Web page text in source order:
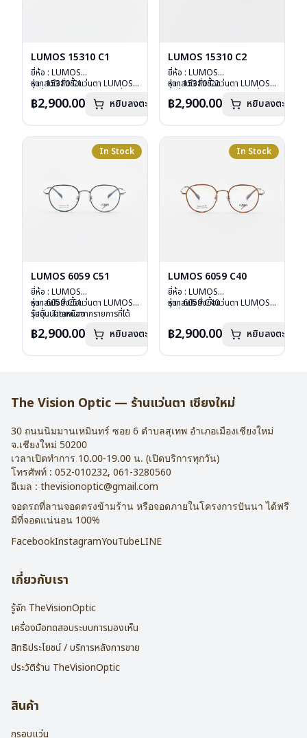
LUMOS 15310 C1
ยี่ห้อ : LUMOS
รุ่น : 15310 C1
เลนส์ : Demo Lens
น้ำหนัก : 16 กรัม
อุปกรณ์ : กล่องแว่น , ผ้าเช็ดแว่น
หากสนใจสั่งชื้อแว่นตา LUMOS
ลงไว้กรุณาติดต่อเราคลิก
฿2,900.00 หยิบลงตะกร้า
LUMOS 15310 C2
ยี่ห้อ : LUMOS
รุ่น : 15310 C2
เลนส์ : Demo Lens
น้ำหนัก : 16 กรัม
อุปกรณ์ : กล่องแว่น , ผ้าเช็ดแว่น
หากสนใจสั่งชื้อแว่นตา LUMOS
ลงไว้กรุณาติดต่อเราคลิก
฿2,900.00 หยิบลงตะกร้า
In Stock
LUMOS 6059 C51
ยี่ห้อ : LUMOS
รุ่น : 6059 C51
วัสดุ : Titanium
บานพับ : ไม่มีสปริง
อุปกรณ์ : กล่องแว่น , ผ้าเช็ดแว่น
หากสนใจสั่งชื้อแว่นตา LUMOS
รุ่นอื่นนอกเหนือจากรายการที่ได้
฿2,900.00 หยิบลงตะกร้า
In Stock
LUMOS 6059 C40
ยี่ห้อ : LUMOS
รุ่น : 6059 C40
บานพับ : ไม่มีสปริง
อุปกรณ์ : กล่องแว่น , ผ้าเช็ดแว่น
หากสนใจสั่งชื้อแว่นตา LUMOS
฿2,900.00 หยิบลงตะกร้า
The Vision Optic — ร้านแว่นตา เชียงใหม่
30 ถนนนิมมานเหมินทร์ ซอย 6 ตำบลสุเทพ อำเภอเมืองเชียงใหม่
จ.เชียงใหม่ 50200
เวลาเปิดทำการ 10.00-19.00 น. (เปิดบริการทุกวัน)
โทรศัพท์ : 052-010232, 061-3280560
อีเมล : thevisionoptic@gmail.com
จอดรถที่ลานจอดตรงข้ามร้าน หรือจอดภายในโครงการปันนา ได้ฟรี
มีที่จอดแน่นอน 100%
FacebookInstagramYouTubeLINE
เกี่ยวกับเรา
รู้จัก TheVisionOptic
เครื่องมือทดสอบระบบการมองเห็น
สิทธิประโยชน์ / บริการหลังการขาย
ประวัติร้าน TheVisionOptic
สินค้า
กรอบแว่น